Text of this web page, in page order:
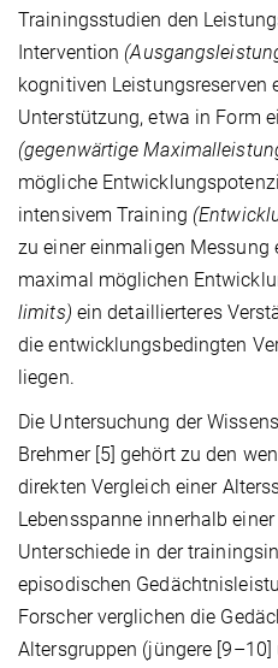
Trainingsstudien den
Intervention
kognitiven Leistungsreserven
Unterstützung, etwa in Form
(gegenwärtige
mögliche
intensivem Training
zu einer einmaligen Messung
maximal möglichen
limits) ein detaillierteres
die entwicklungsbedingten
liegen.
Die Untersuchung der
Brehmer [5] gehört zu den
direkten Vergleich einer
Lebensspanne innerhalb
Unterschiede in der
episodischen
Forscher verglichen die
Altersgruppen (jüngere